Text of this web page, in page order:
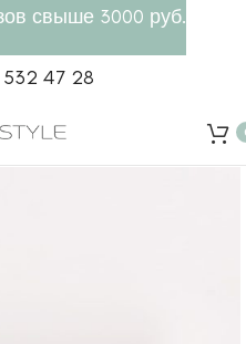
532 47 28
свыше 3000 руб.